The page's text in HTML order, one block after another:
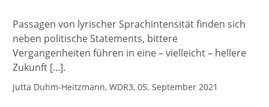
Passagen von lyrischer Sprachintensität finden sich
neben politische Statements, bittere
Vergangenheiten führen in eine – vielleicht – hellere
Zukunft [...].
Jutta Duhm-Heitzmann, WDR3, 05. September 2021